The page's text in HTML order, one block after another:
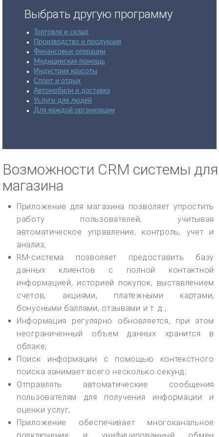
Выбрать другую программу
Торговля и склад
Производство и продукция
Финансовые операции
Медицинская помощь
Индустрия красоты
Спорт и отдых
Автомобили и доставка
Услуги для людей
Для каждой организации
Возможности CRM системы для
магазина
Приложение для магазина позволяет упростить
работу пользователей, учитывая
автоматическое управление, контроль, учет и
анализ;
RM-система позволяет предоставить базу
данных клиентов с полной контактной
информацией, историей покупок, выставлением
счетов, акциями, платежными картами,
бонусными баллами, отзывами и т. д.;
Информация регулярно обновляется, при этом
неограниченный объем данных хранится в
облаке;
Поиск информации с помощью контекстного
поиска занимает всего несколько секунд;
Отправлять автоматические сообщения
пользователям для получения информации и
оценки услуг;
Приложение обеспечивает многоканальное